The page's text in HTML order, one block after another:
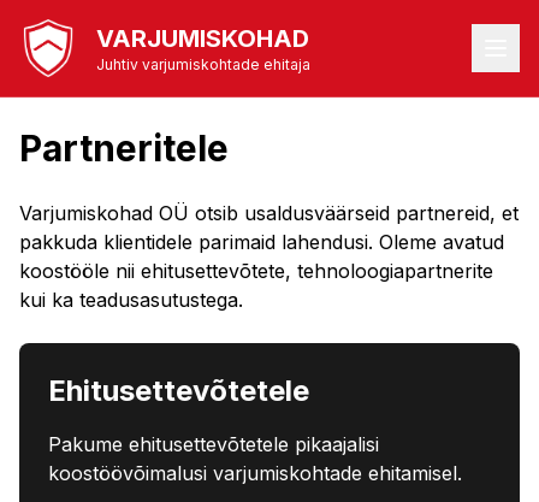
VARJUMISKOHAD
Juhtiv varjumiskohtade ehitaja
Partneritele
Varjumiskohad OÜ otsib usaldusväärseid partnereid, et
pakkuda klientidele parimaid lahendusi. Oleme avatud
koostööle nii ehitusettevõtete, tehnoloogiapartnerite
kui ka teadusasutustega.
Ehitusettevõtetele
Pakume ehitusettevõtetele pikaajalisi
koostöövõimalusi varjumiskohtade ehitamisel.